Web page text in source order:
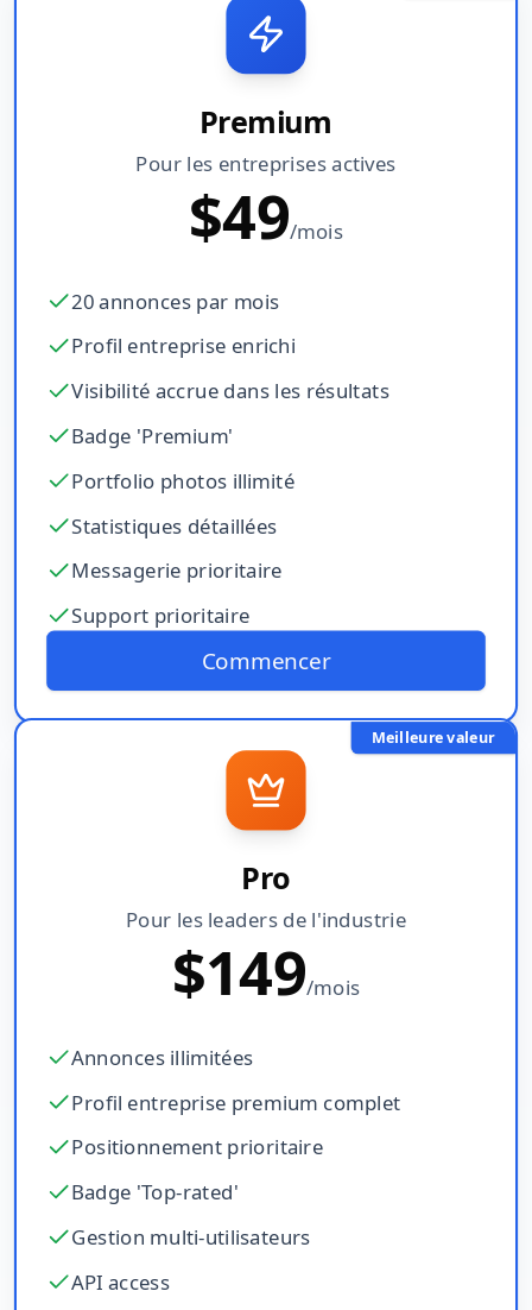
Premium
Pour les entreprises actives
$49/mois
20 annonces par mois
Profil entreprise enrichi
Visibilité accrue dans les résultats
Badge 'Premium'
Portfolio photos illimité
Statistiques détaillées
Messagerie prioritaire
Support prioritaire
Commencer
Meilleure valeur
Pro
Pour les leaders de l'industrie
$149/mois
Annonces illimitées
Profil entreprise premium complet
Positionnement prioritaire
Badge 'Top-rated'
Gestion multi-utilisateurs
API access